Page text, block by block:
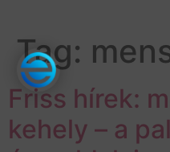
Tag:
Friss hírek:
kehely – a